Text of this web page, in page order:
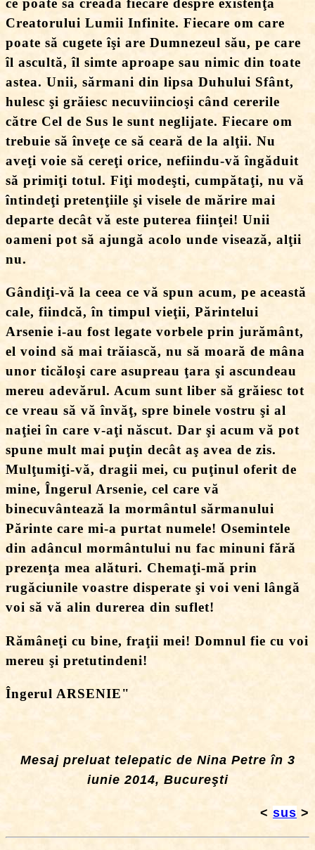
ce poate să creadă fiecare despre existenţa
Creatorului Lumii Infinite. Fiecare om care
poate să cugete îşi are Dumnezeul său, pe care
îl ascultă, îl simte aproape sau nimic din toate
astea. Unii, sărmani din lipsa Duhului Sfânt,
hulesc şi grăiesc necuviincioşi când cererile
către Cel de Sus le sunt neglijate. Fiecare om
trebuie să înveţe ce să ceară de la alţii. Nu
aveţi voie să cereţi orice, nefiindu-vă îngăduit
să primiţi totul. Fiţi modeşti, cumpătaţi, nu vă
întindeţi pretenţiile şi visele de mărire mai
departe decât vă este puterea fiinţei! Unii
oameni pot să ajungă acolo unde visează, alţii
nu.
Gândiţi-vă la ceea ce vă spun acum, pe această
cale, fiindcă, în timpul vieţii, Părintelui
Arsenie i-au fost legate vorbele prin jurământ,
el voind să mai trăiască, nu să moară de mâna
unor ticăloşi care asupreau ţara şi ascundeau
mereu adevărul. Acum sunt liber să grăiesc tot
ce vreau să vă învăţ, spre binele vostru şi al
naţiei în care v-aţi născut. Dar şi acum vă pot
spune mult mai puţin decât aş avea de zis.
Mulţumiţi-vă, dragii mei, cu puţinul oferit de
mine, Îngerul Arsenie, cel care vă
binecuvântează la mormântul sărmanului
Părinte care mi-a purtat numele! Osemintele
din adâncul mormântului nu fac minuni fără
prezenţa mea alături. Chemaţi-mă prin
rugăciunile voastre disperate şi voi veni lângă
voi să vă alin durerea din suflet!
Rămâneţi cu bine, fraţii mei! Domnul fie cu voi
mereu şi pretutindeni!
Îngerul ARSENIE"
Mesaj preluat telepatic de Nina Petre în 3
iunie 2014, Bucureşti
< sus >